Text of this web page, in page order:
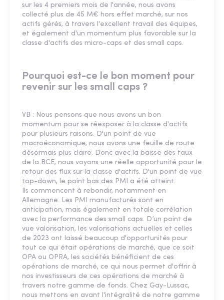
sur les 4 premiers mois de l'année, nous avons
collecté plus de 45 M€ hors effet marché, sur nos
actifs gérés, à travers l'excellent travail des équipes,
et également d'un momentum plus favorable sur la
classe d'actifs des micro-caps et des small caps.
Pourquoi est-ce le bon moment pour
revenir sur les small caps ?
VB : Nous pensons que nous avons un bon
momentum pour se réexposer à la classe d'actifs
pour plusieurs raisons. D'un point de vue
macroéconomique, nous avons une feuille de route
désormais plus claire. Donc avec la baisse des taux
de la BCE, nous voyons une réelle opportunité pour le
retour des flux sur la classe d'actifs. D'un point de vue
top-down, le point bas des PMI a été atteint.
Ils commencent à rebondir, notamment en
Allemagne. Les PMI manufacturés sont en
anticipation, mais également en totale corrélation
avec la performance des small caps. D’un point de
vue valorisation, les valorisations actuelles et celles
de 2023 ont laissé beaucoup d'opportunités pour
tout ce qui était opérations de marché, que ce soit
OPA ou OPRA, les sociétés bénéficient de ces
opérations de marché, ce qui nous permet d'offrir à
nos investisseurs de ces opérations de marché à
travers notre gamme de fonds. Chez Gay-Lussac,
nous mettons en avant l'intégralité de notre gamme